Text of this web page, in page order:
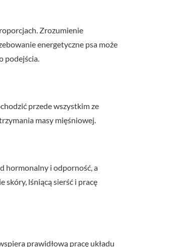
Zrozumienie
energetyczne psa może
podejścia.
przede wszystkim ze
masy mięśniowej.
hormonalny i odporność, a
skóry, lśniącą sierść i pracę
prawidłową pracę układu